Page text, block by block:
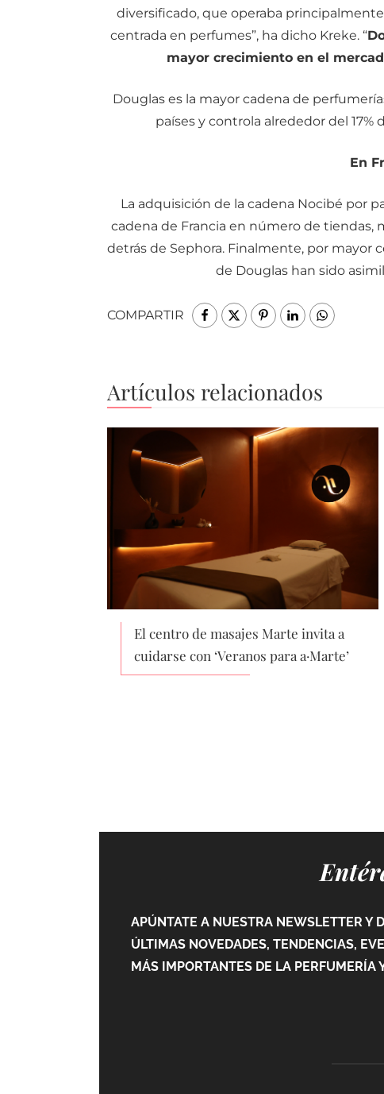
diversificado, que operaba
centrada en perfumes”, ha dicho Kreke. “
mayor crecimiento en el
Douglas es la mayor cadena de
países y controla alrededor del
En
La adquisición de la cadena Nocibé por
cadena de Francia en número de tiendas,
detrás de Sephora. Finalmente, por mayor
de Douglas han sido
COMPARTIR
Artículos relacionados
El centro de masajes Marte invita a
cuidarse con ‘Veranos para a·Marte’
APÚNTATE A NUESTRA NEWSLETTER Y
ÚLTIMAS NOVEDADES, TENDENCIAS,
MÁS IMPORTANTES DE LA PERFUMERÍA